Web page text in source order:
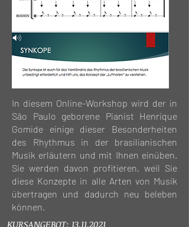
In diesem Online-Workshop wird der in
São Paulo geborene Pianist Henrique
Gomide einige dieser Besonderheiten
des Rhythmus in der brasilianischen
Musik erläutern und mit Ihnen einüben.
Sie werden davon profitieren, weil Sie
diese Konzepte in alle Arten von Musik
übertragen und dadurch neu beleben
können.
KURSANGEBOT: 13.11.2021